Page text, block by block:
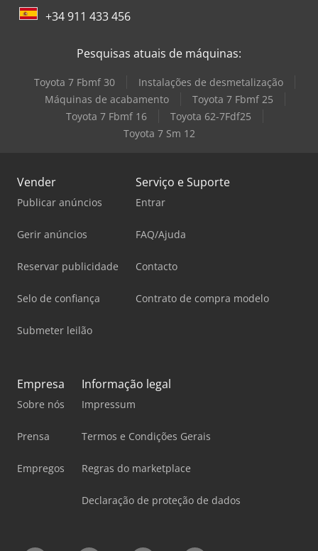
+34 911 433 456
Pesquisas atuais de máquinas:
Toyota 7 Fbmf 30
Instalações de desmetalização
Máquinas de acabamento
Toyota 7 Fbmf 25
Toyota 7 Fbmf 16
Toyota 62-7Fdf25
Toyota 7 Sm 12
Vender
Publicar anúncios
Gerir anúncios
Reservar publicidade
Selo de confiança
Submeter leilão
Serviço e Suporte
Entrar
FAQ/Ajuda
Contacto
Contrato de compra modelo
Empresa
Sobre nós
Prensa
Empregos
Informação legal
Impressum
Termos e Condições Gerais
Regras do marketplace
Declaração de proteção de dados